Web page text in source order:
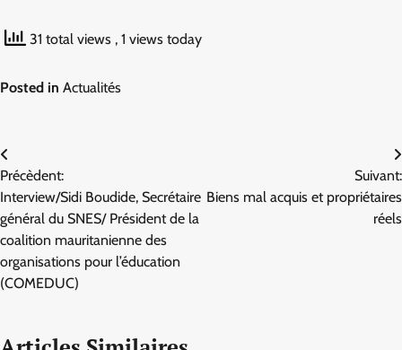
31 total views , 1 views today
Posted in Actualités
Navigation
de
l’article
Précèdent:
Interview/Sidi Boudide, Secrétaire
général du SNES/ Président de la
coalition mauritanienne des
organisations pour l’éducation
(COMEDUC)
Suivant:
Biens mal acquis et propriétaires
réels